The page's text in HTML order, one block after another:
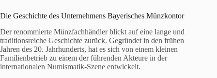
Die Geschichte des Unternehmens Bayerisches Münzkontor
Der renommierte Münzfachhändler blickt auf eine lange und
traditionsreiche Geschichte zurück. Gegründet in den frühen
Jahren des 20. Jahrhunderts, hat es sich von einem kleinen
Familienbetrieb zu einem der führenden Akteure in der
internationalen Numismatik-Szene entwickelt.